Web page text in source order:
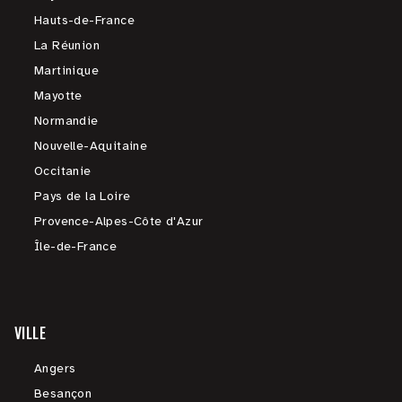
Hauts-de-France
La Réunion
Martinique
Mayotte
Normandie
Nouvelle-Aquitaine
Occitanie
Pays de la Loire
Provence-Alpes-Côte d'Azur
Île-de-France
VILLE
Angers
Besançon